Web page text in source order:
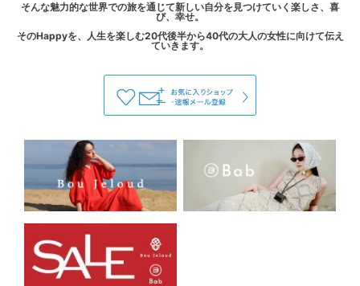
そんな魅力的な世界での旅を通じて新しい自分を見つけていく楽しさ、喜
び、幸せ。
そのHappyを、人生を楽しむ20代後半から40代の大人の女性に向けて伝え